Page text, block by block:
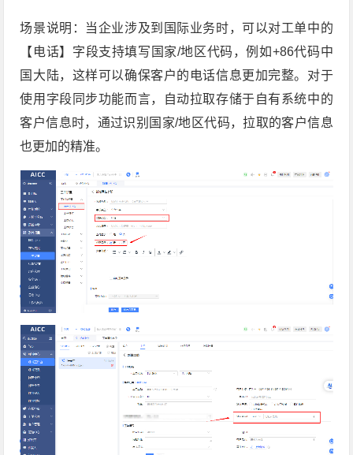
场景说明：当企业涉及到国际业务时，可以对工单中的
【电话】字段支持填写国家/地区代码，例如+86代码中
国大陆，这样可以确保客户的电话信息更加完整。对于
使用字段同步功能而言，自动拉取存储于自有系统中的
客户信息时，通过识别国家/地区代码，拉取的客户信息
也更加的精准。